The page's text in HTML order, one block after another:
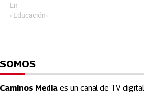
En
«Educación»
SOMOS
Caminos Media es un canal de TV